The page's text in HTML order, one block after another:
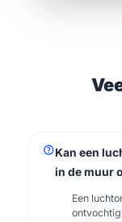
helpKan een
in de muur
Een